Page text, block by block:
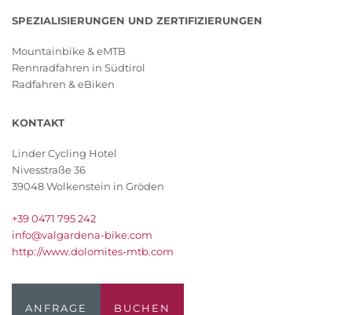
SPEZIALISIERUNGEN UND ZERTIFIZIERUNGEN
Mountainbike & eMTB
Rennradfahren in Südtirol
Radfahren & eBiken
KONTAKT
Linder Cycling Hotel
Nivesstraße 36
39048 Wolkenstein in Gröden
+39 0471 795 242
info@valgardena-bike.com
http://www.dolomites-mtb.com
ANFRAGE BUCHEN